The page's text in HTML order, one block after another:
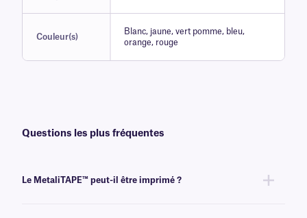
Couleur(s)
Blanc, jaune, vert pomme, bleu,
orange, rouge
Questions les plus fréquentes
Le MetaliTAPE™ peut-il être imprimé ?